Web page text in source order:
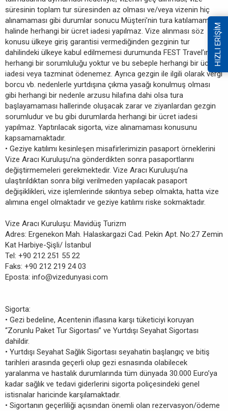
süresinin toplam tur süresinden az olması ve/veya vizenin hiç
alınamaması gibi durumlar sonucu Müşteri’nin tura katılamaması
halinde herhangi bir ücret iadesi yapılmaz. Vize alınması söz
konusu ülkeye giriş garantisi vermediğinden gezginin tur
dahilindeki ülkeye kabul edilmemesi durumunda FEST Travel’ın
herhangi bir sorumluluğu yoktur ve bu sebeple herhangi bir ücret
iadesi veya tazminat ödenemez. Ayrıca gezgin ile ilgili olarak vergi
borcu vb. nedenlerle yurtdışına çıkma yasağı konulmuş olması
gibi herhangi bir nedenle arzusu hilafına dahi olsa tura
başlayamaması hallerinde oluşacak zarar ve ziyanlardan gezgin
sorumludur ve bu gibi durumlarda herhangi bir ücret iadesi
yapılmaz. Yaptırılacak sigorta, vize alınamaması konusunu
kapsamamaktadır.
• Geziye katılımı kesinleşen misafirlerimizin pasaport örneklerini
Vize Aracı Kuruluşu’na gönderdikten sonra pasaportlarını
değiştirmemeleri gerekmektedir. Vize Aracı Kuruluşu’na
ulaştırıldıktan sonra bilgi verilmeden yapılacak pasaport
değişiklikleri, vize işlemlerinde sıkıntıya sebep olmakta, hatta vize
alımına engel olmaktadır ve geziye katılımı riske sokmaktadır.
Vize Aracı Kuruluşu: Mavidüş Turizm
Adres: Ergenekon Mah. Halaskargazi Cad. Pekin Apt. No:27 Zemin
Kat Harbiye-Şişli/ İstanbul
Tel: +90 212 251 55 22
Faks: +90 212 219 24 03
Eposta: info@vizedunyasi.com
Sigorta:
• Gezi bedeline, Acentenin iflasına karşı tüketiciyi koruyan
“Zorunlu Paket Tur Sigortası” ve Yurtdışı Seyahat Sigortası
dahildir.
• Yurtdışı Seyahat Sağlık Sigortası seyahatin başlangıç ve bitiş
tarihleri arasında geçerli olup gezi esnasında olabilecek
yaralanma ve hastalık durumlarında tüm dünyada 30.000 Euro’ya
kadar sağlık ve tedavi giderlerini sigorta poliçesindeki genel
istisnalar haricinde karşılamaktadır.
• Sigortanın geçerliliği açısından önemli olan rezervasyon/ödeme
HIZLI ERİŞİM